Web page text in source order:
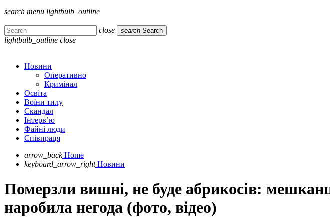
search menu lightbulb_outline
close search Search
lightbulb_outline close
Новини
Оперативно
Кримінал
Освіта
Воїни тилу
Скандал
Інтерв’ю
Файні люди
Співпраця
arrow_back Home
keyboard_arrow_right Новини
Померзли вишні, не буде абрикосів:
наробила негода (фото, відео)